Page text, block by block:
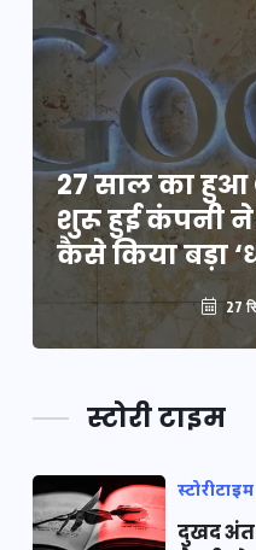
27 साल का हुआ
शुरू हुई कंपनी ने
कैसे किया बड़ा
27
स्टोरी टाइम
स्टोरीटाइम
दुखद